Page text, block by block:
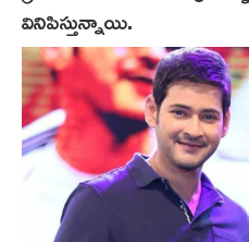
వినిపిస్తున్నాయి.